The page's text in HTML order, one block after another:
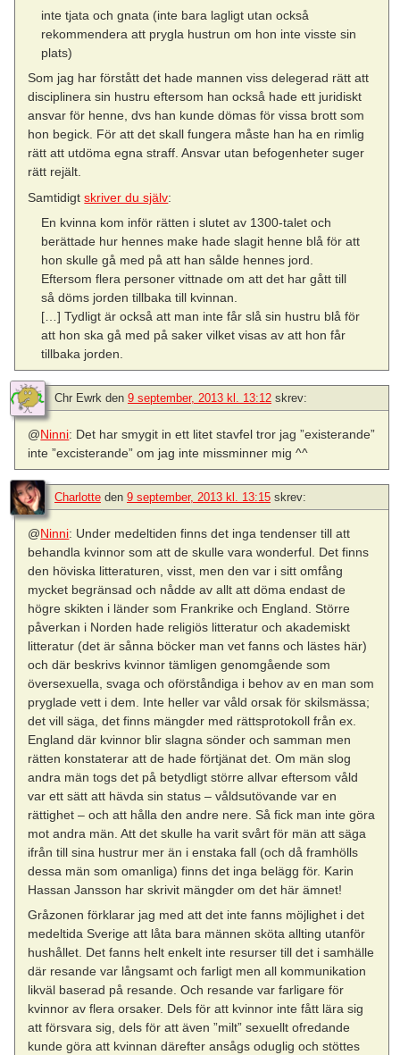
inte tjata och gnata (inte bara lagligt utan också
rekommendera att prygla hustrun om hon inte visste sin
plats)
Som jag har förstått det hade mannen viss delegerad rätt att
disciplinera sin hustru eftersom han också hade ett juridiskt
ansvar för henne, dvs han kunde dömas för vissa brott som
hon begick. För att det skall fungera måste han ha en rimlig
rätt att utdöma egna straff. Ansvar utan befogenheter suger
rätt rejält.
Samtidigtskriver du själv:
En kvinna kom inför rätten i slutet av 1300-talet och
berättade hur hennes make hade slagit henne blå för att
hon skulle gå med på att han sålde hennes jord.
Eftersom flera personer vittnade om att det har gått till
så döms jorden tillbaka till kvinnan.
[…] Tydligt är också att man inte får slå sin hustru blå för
att hon ska gå med på saker vilket visas av att hon får
tillbaka jorden.
Chr Ewrk den 9 september, 2013 kl. 13:12 skrev:
@Ninni: Det har smygit in ett litet stavfel tror jag ”existerande”
inte ”excisterande” om jag inte missminner mig ^^
Charlotte den 9 september, 2013 kl. 13:15 skrev:
@Ninni: Under medeltiden finns det inga tendenser till att
behandla kvinnor som att de skulle vara wonderful. Det finns
den höviska litteraturen, visst, men den var i sitt omfång
mycket begränsad och nådde av allt att döma endast de
högre skikten i länder som Frankrike och England. Större
påverkan i Norden hade religiös litteratur och akademiskt
litteratur (det är sånna böcker man vet fanns och lästes här)
och där beskrivs kvinnor tämligen genomgående som
översexuella, svaga och oförståndiga i behov av en man som
pryglade vett i dem. Inte heller var våld orsak för skilsmässa;
det vill säga, det finns mängder med rättsprotokoll från ex.
England där kvinnor blir slagna sönder och samman men
rätten konstaterar att de hade förtjänat det. Om män slog
andra män togs det på betydligt större allvar eftersom våld
var ett sätt att hävda sin status – våldsutövande var en
rättighet – och att hålla den andre nere. Så fick man inte göra
mot andra män. Att det skulle ha varit svårt för män att säga
ifrån till sina hustrur mer än i enstaka fall (och då framhölls
dessa män som omanliga) finns det inga belägg för. Karin
Hassan Jansson har skrivit mängder om det här ämnet!
Gråzonen förklarar jag med att det inte fanns möjlighet i det
medeltida Sverige att låta bara männen sköta allting utanför
hushållet. Det fanns helt enkelt inte resurser till det i samhälle
där resande var långsamt och farligt men all kommunikation
likväl baserad på resande. Och resande var farligare för
kvinnor av flera orsaker. Dels för att kvinnor inte fått lära sig
att försvara sig, dels för att även ”milt” sexuellt ofredande
kunde göra att kvinnan därefter ansågs oduglig och stöttes